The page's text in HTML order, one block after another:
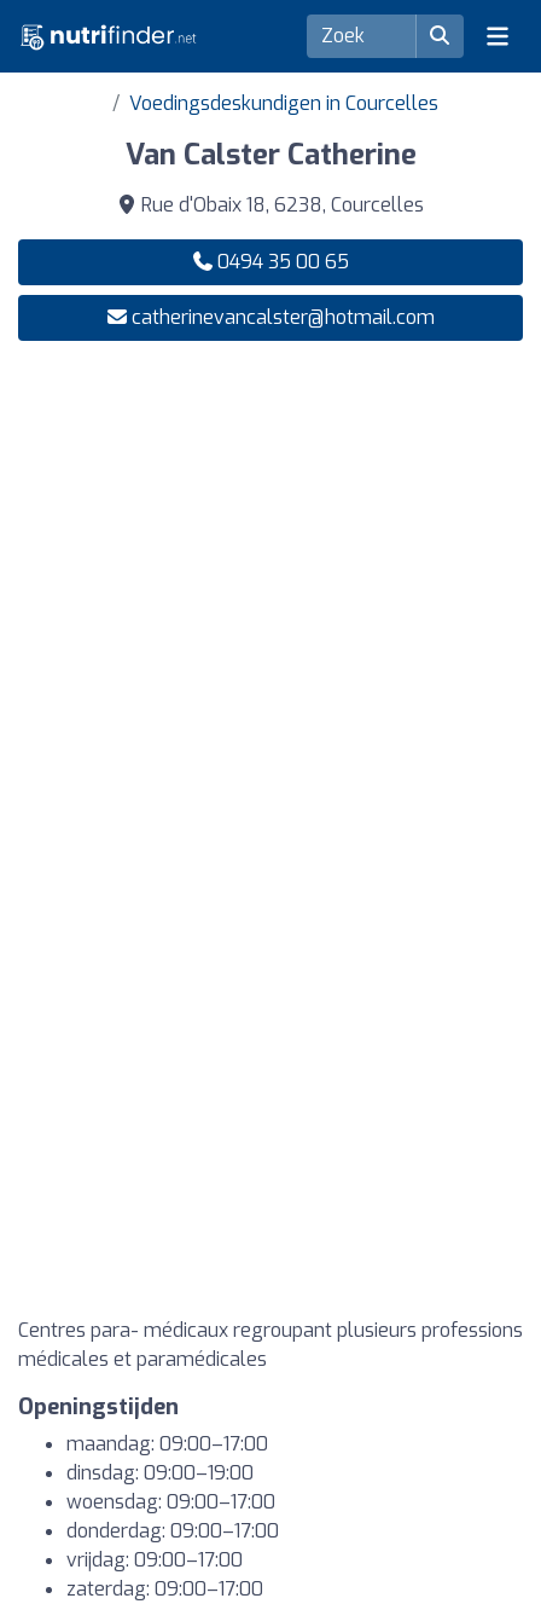
Voedingsdeskundigen in Courcelles
Van Calster Catherine
Rue d'Obaix 18, 6238, Courcelles
0494 35 00 65
catherinevancalster@hotmail.com
Centres para- médicaux regroupant plusieurs professions
médicales et paramédicales
Openingstijden
maandag: 09:00–17:00
dinsdag: 09:00–19:00
woensdag: 09:00–17:00
donderdag: 09:00–17:00
vrijdag: 09:00–17:00
zaterdag: 09:00–17:00